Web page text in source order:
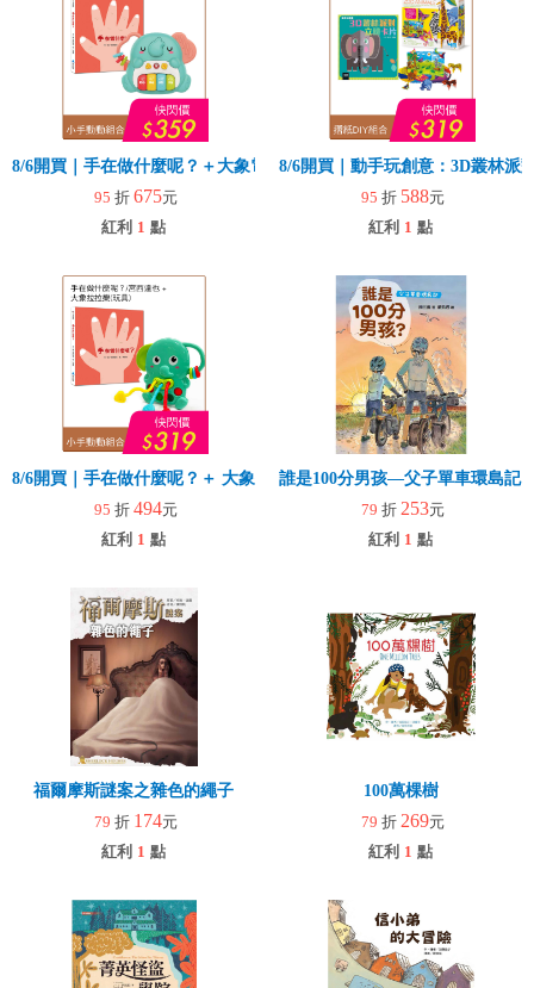
8/6開買｜手在做什麼呢？＋大象電子琴
95 折 675元
紅利 1 點
8/6開買｜動手玩創意：3D叢林派
95 折 588元
紅利 1 點
8/6開買｜手在做什麼呢？＋ 大象拉拉樂(玩具)
95 折 494元
紅利 1 點
誰是100分男孩—父子單車環島記
79 折 253元
紅利 1 點
福爾摩斯謎案之雜色的繩子
79 折 174元
紅利 1 點
100萬棵樹
79 折 269元
紅利 1 點